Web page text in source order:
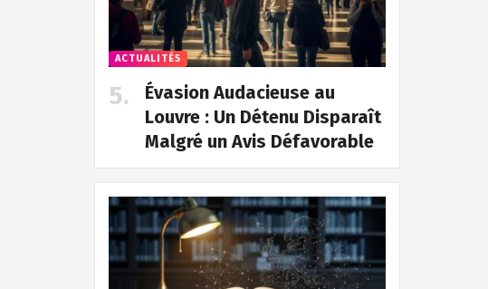
ACTUALITÉS
Évasion Audacieuse au
Louvre : Un Détenu Disparaît
Malgré un Avis Défavorable